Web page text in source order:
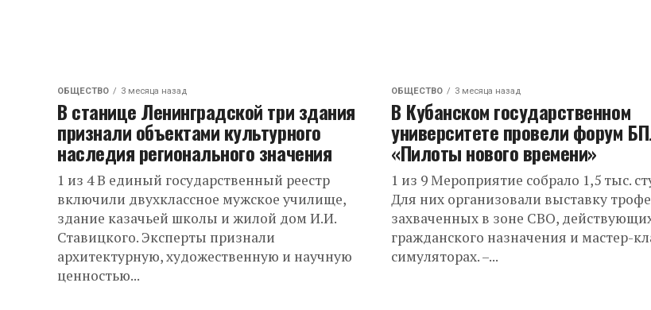
ОБЩЕСТВО 3 месяца назад
В станице Ленинградской три здания
признали объектами культурного
наследия регионального значения
1 из 4 В единый государственный реестр
включили двухклассное мужское училище,
здание казачьей школы и жилой дом И.И.
Ставицкого. Эксперты признали
архитектурную, художественную и научную
ценностью...
ОБЩЕСТВО 3 месяца назад
В Кубанском государственном
университете провели форум
«Пилоты нового времени»
1 из 9 Мероприятие собрало 1,5 тыс.
Для них организовали выставку
захваченных в зоне СВО,
гражданского назначения и мастер-
симуляторах. –...